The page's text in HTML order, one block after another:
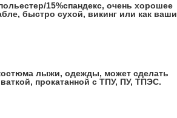
15%спандекс, очень хорошее
быстро сухой, викинг или как ваши
лыжи, одежды, может сделать
прокатанной с ТПУ, ПУ, ТПЭС.